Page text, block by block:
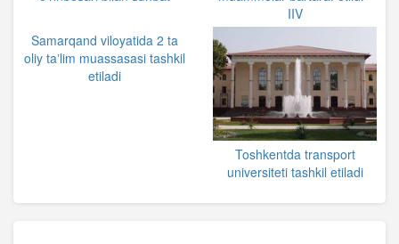
IIV
Samarqand viloyatida 2 ta
oliy taʼlim muassasasi tashkil
etiladi
Toshkentda transport
universiteti tashkil etiladi